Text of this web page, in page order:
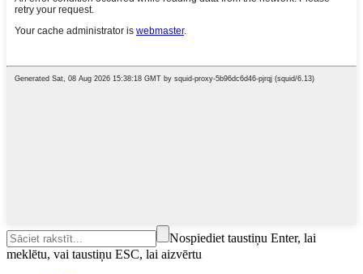
Nospiediet taustiņu Enter, lai
meklētu, vai taustiņu ESC, lai aizvērtu